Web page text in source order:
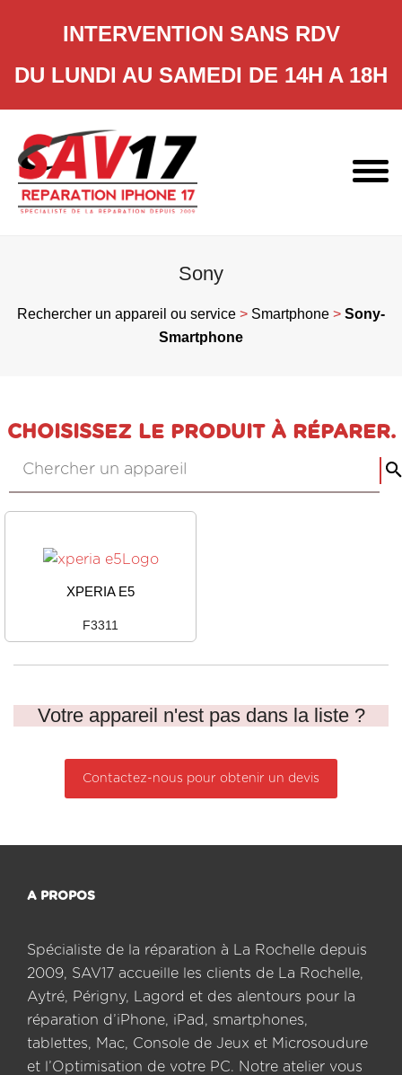
INTERVENTION SANS RDV
DU LUNDI AU SAMEDI DE 14H A 18H
content
Sony
Rechercher un appareil ou service > Smartphone > Sony-
Smartphone
CHOISISSEZ LE PRODUIT À RÉPARER.
XPERIA E5
F3311
Votre appareil n'est pas dans la liste ?
Contactez-nous pour obtenir un devis
A PROPOS
Spécialiste de la réparation à La Rochelle depuis
2009, SAV17 accueille les clients de La Rochelle,
Aytré, Périgny, Lagord et des alentours pour la
réparation d’iPhone, iPad, smartphones,
tablettes, Mac, Console de Jeux et Microsoudure
et l’Optimisation de votre PC. Notre atelier vous